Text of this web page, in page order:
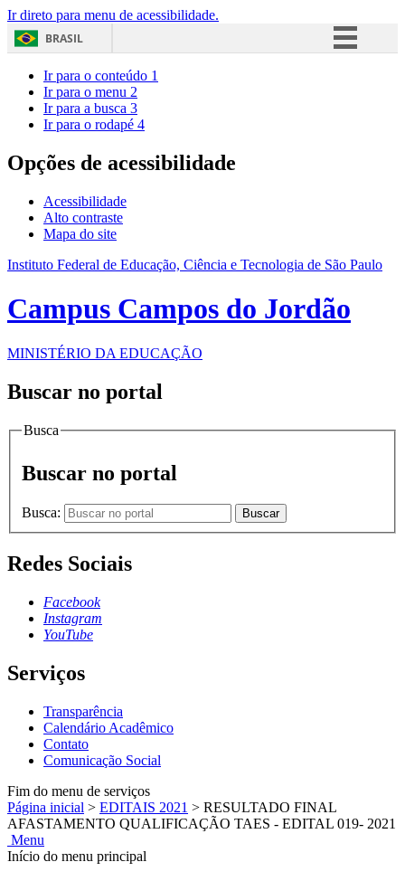
Ir direto para menu de acessibilidade.
BRASIL
Acesso à informação
Ir para o conteúdo 1
Ir para o menu 2
Ir para a busca 3
Ir para o rodapé 4
Opções de acessibilidade
Acessibilidade
Alto contraste
Mapa do site
Instituto Federal de Educação, Ciência e Tecnologia de São Paulo
Campus Campos do Jordão
MINISTÉRIO DA EDUCAÇÃO
Buscar no portal
Busca
Buscar no portal
Busca: Buscar
Redes Sociais
Facebook
Instagram
YouTube
Serviços
Transparência
Calendário Acadêmico
Contato
Comunicação Social
Fim do menu de serviços
Página inicial > EDITAIS 2021 > RESULTADO FINAL
AFASTAMENTO QUALIFICAÇÃO TAES - EDITAL 019- 2021
Menu
Início do menu principal